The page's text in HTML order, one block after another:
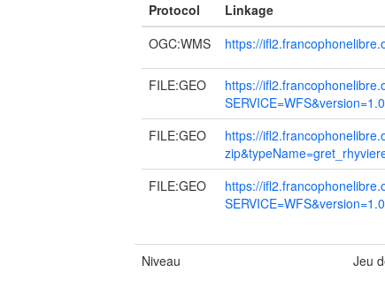
Protocol
Linkage
OGC:WMS
https://
FILE:GEO
https://
FILE:GEO
https://
FILE:GEO
https://
Niveau Jeu